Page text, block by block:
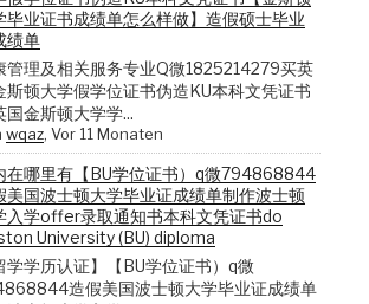
毕业证书成绩单怎么样做】造假硕士毕业
绩单
管理及相关服务专业Q微1825214279买英
斯顿大学假学位证书伪造KU本科文凭证书
国金斯顿大学学...
wqaz, Vor 11 Monaten
在哪里有【BU学位证书）q微794868844
美国波士顿大学毕业证成绩单制作波士顿
入学offer录取通知书本科文凭证书do
University (BU) diploma
学学历认证】【BU学位证书）q微
造假美国波士顿大学毕业证成绩单